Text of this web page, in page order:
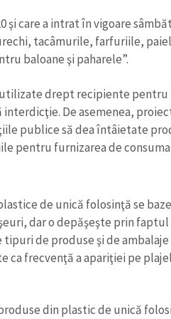
şi care a intrat în vigoare
tacâmurile, farfuriile,
baloane şi paharele”.
drept recipiente pentru
De asemenea,
publice să dea întâietate
pentru furnizarea de
de unică folosinţă se
dar o depăşeşte prin faptul
de produse şi de ambalaje
ca frecvenţă a apariţiei pe
din plastic de unică